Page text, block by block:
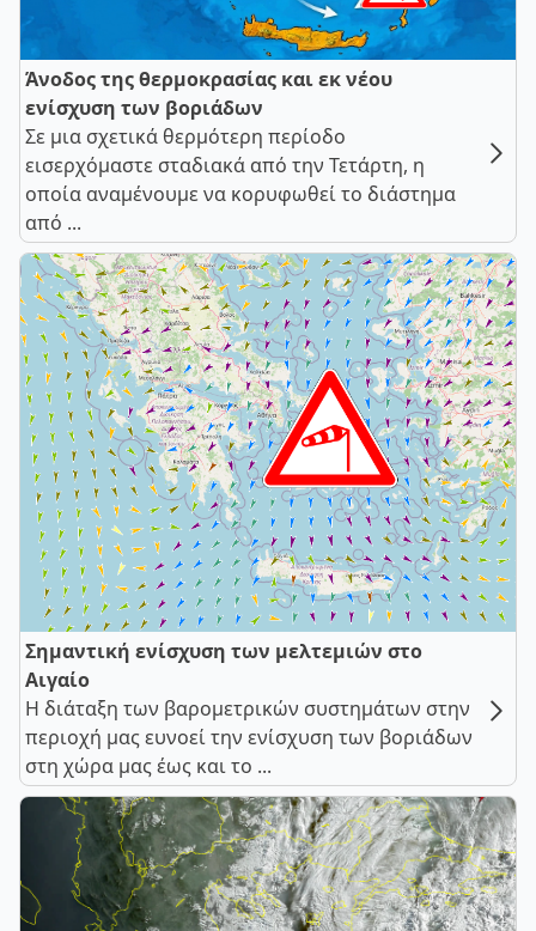
Άνοδος της θερμοκρασίας και εκ νέου
ενίσχυση των βοριάδων
Σε μια σχετικά θερμότερη περίοδο
εισερχόμαστε σταδιακά από την Τετάρτη, η
οποία αναμένουμε να κορυφωθεί το διάστημα
από ...
Σημαντική ενίσχυση των μελτεμιών στο
Αιγαίο
Η διάταξη των βαρομετρικών συστημάτων στην
περιοχή μας ευνοεί την ενίσχυση των βοριάδων
στη χώρα μας έως και το ...